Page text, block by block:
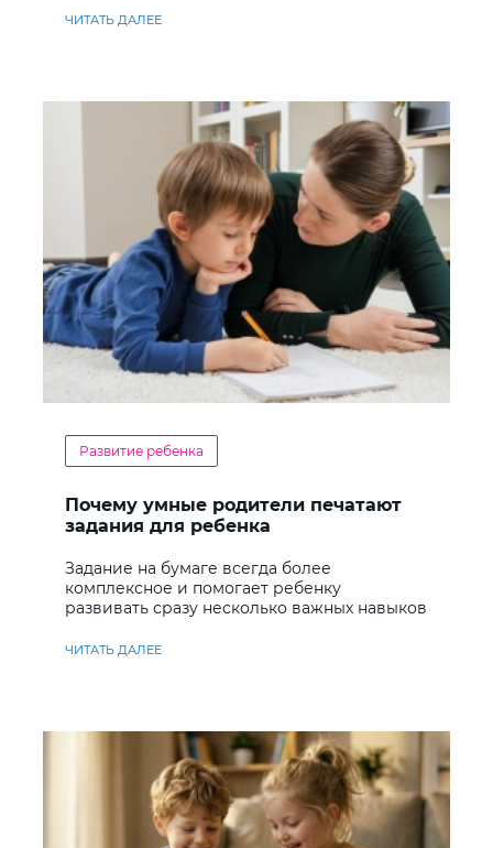
ЧИТАТЬ ДАЛЕЕ
Развитие ребенка
Почему умные родители печатают
задания для ребенка
Задание на бумаге всегда более
комплексное и помогает ребенку
развивать сразу несколько важных навыков
ЧИТАТЬ ДАЛЕЕ